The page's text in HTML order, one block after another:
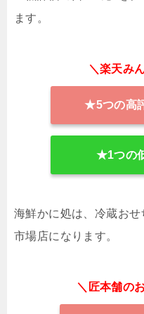
ます。
＼楽天み
★5つの高
★1つの
海鮮かに処は、冷蔵お
市場店になります。
＼匠本舗の